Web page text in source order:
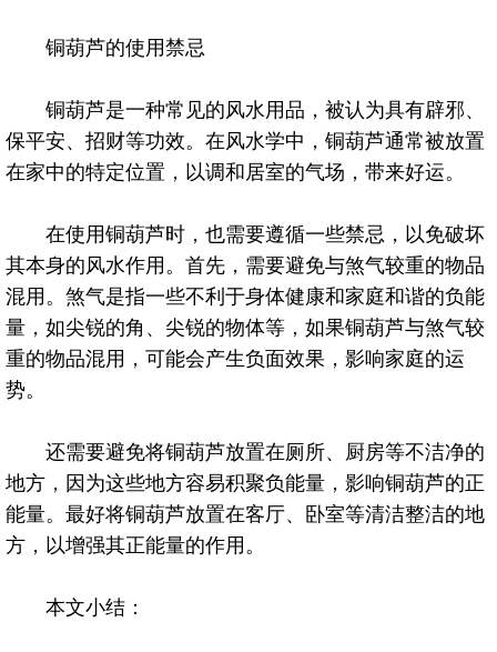
铜葫芦的使用禁忌
铜葫芦是一种常见的风水用品，被认为具有辟邪、
保平安、招财等功效。在风水学中，铜葫芦通常被放置
在家中的特定位置，以调和居室的气场，带来好运。
在使用铜葫芦时，也需要遵循一些禁忌，以免破坏
其本身的风水作用。首先，需要避免与煞气较重的物品
混用。煞气是指一些不利于身体健康和家庭和谐的负能
量，如尖锐的角、尖锐的物体等，如果铜葫芦与煞气较
重的物品混用，可能会产生负面效果，影响家庭的运
势。
还需要避免将铜葫芦放置在厕所、厨房等不洁净的
地方，因为这些地方容易积聚负能量，影响铜葫芦的正
能量。最好将铜葫芦放置在客厅、卧室等清洁整洁的地
方，以增强其正能量的作用。
本文小结：